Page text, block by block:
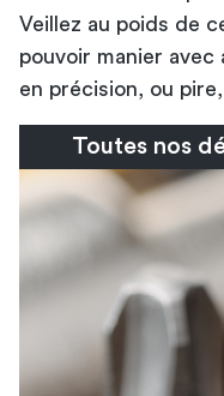
Veillez au poids de
pouvoir manier
en précision, ou
Toutes nos